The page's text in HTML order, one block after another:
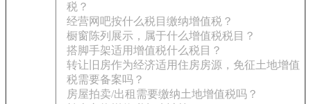
税？
经营网吧按什么税目缴纳增值税？
橱窗陈列展示，属于什么增值税税目？
搭脚手架适用增值税什么税目？
转让旧房作为经济适用住房房源，免征土地增值
税需要备案吗？
房屋拍卖/出租需要缴纳土地增值税吗？